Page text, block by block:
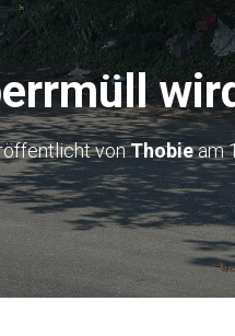
vonThobieam